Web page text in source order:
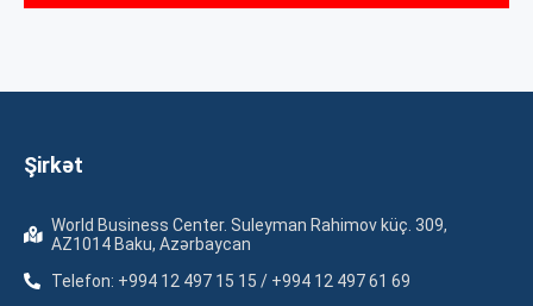
Şirkət
World Business Center. Suleyman Rahimov küç. 309,
AZ1014 Baku, Azərbaycan
Telefon: +994 12 497 15 15 / +994 12 497 61 69